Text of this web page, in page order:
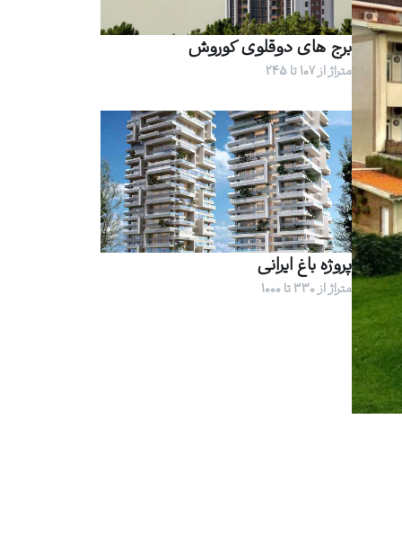
برج های دوقلوی کوروش
متراژ از 107 تا 245
پروژه باغ ایرانی
متراژ از 330 تا 1000